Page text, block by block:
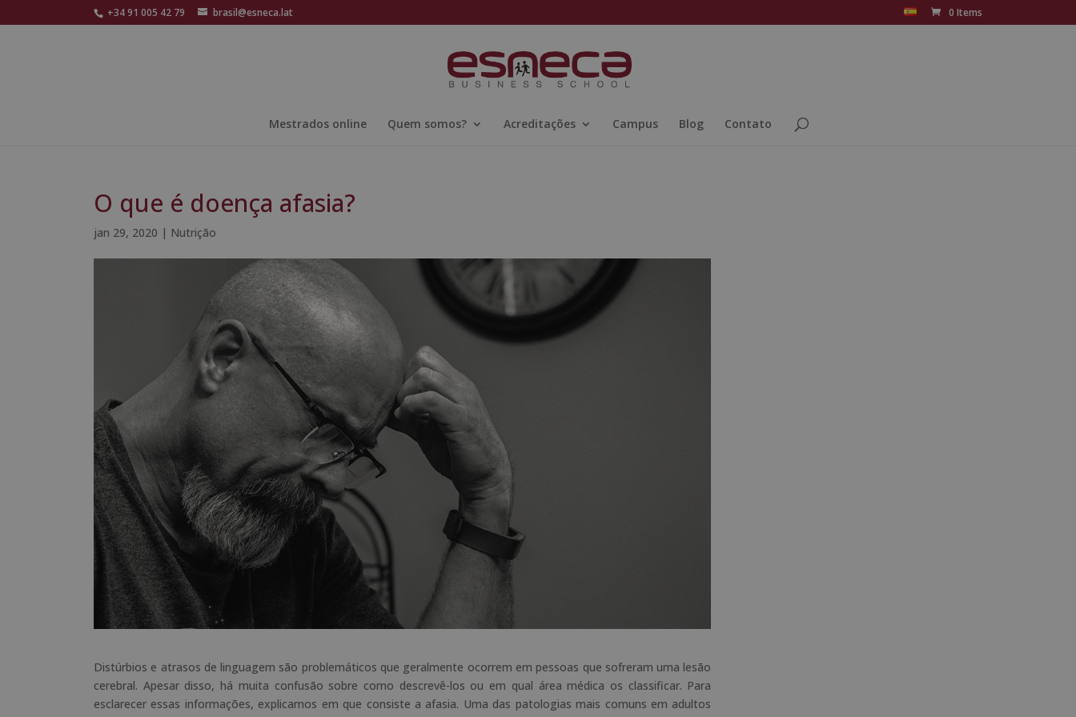
+34 91 005 42 79 brasil@esneca.lat 0 Items
Mestrados online Quem somos? Acreditações Campus Blog Contato
O que é doença afasia?
jan 29, 2020 | Nutrição
Distúrbios e atrasos de linguagem são problemáticos que geralmente ocorrem em pessoas que sofreram uma lesão
cerebral. Apesar disso, há muita confusão sobre como descrevê-los ou em qual área médica os classificar. Para
esclarecer essas informações, explicamos em que consiste a afasia. Uma das patologias mais comuns em adultos